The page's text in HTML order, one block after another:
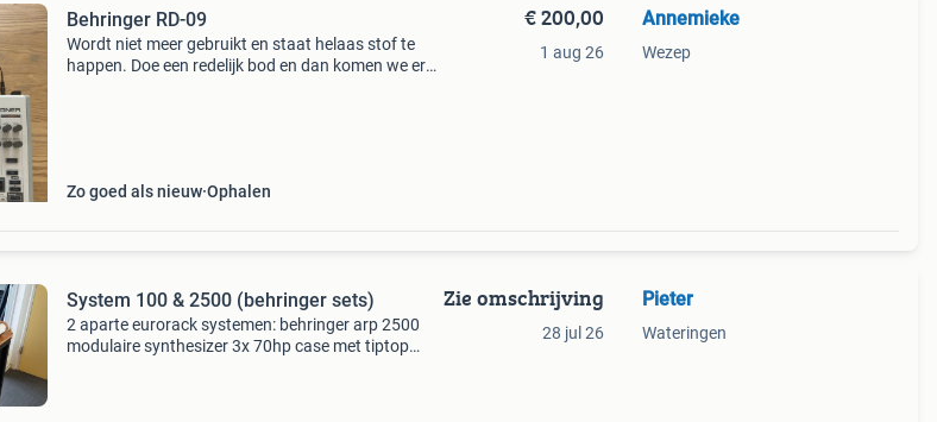
Behringer RD-09
Wordt niet meer gebruikt en staat helaas stof te
happen. Doe een redelijk bod en dan komen we er
Zo goed als nieuw Ophalen
€ 200,00
1 aug 26
Annemieke
Wezep
System 100 & 2500 (behringer sets)
2 aparte eurorack systemen: behringer arp 2500
modulaire synthesizer 3x 70hp case met tiptop
Zie omschrijving
28 jul 26
Pieter
Wateringen